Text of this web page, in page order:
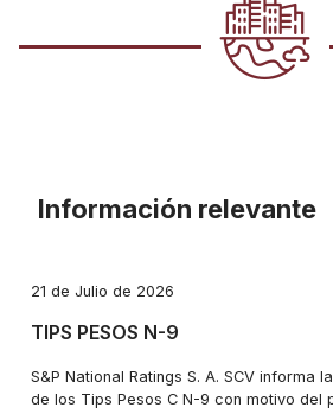
Información relevante
21 de Julio de 2026
TIPS PESOS N-9
S&P National Ratings S. A. SCV informa
de los Tips Pesos C N-9 con motivo del